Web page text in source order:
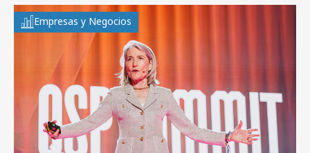
Empresas y Negocios